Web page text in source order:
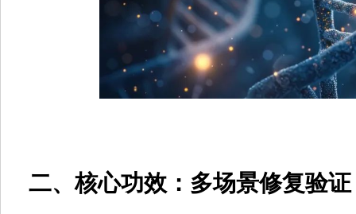
二、核心功效：多场景修复验证